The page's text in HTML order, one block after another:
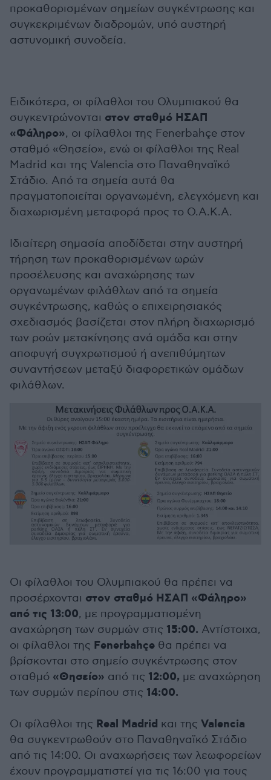
προκαθορισμένων σημείων συγκέντρωσης και
συγκεκριμένων διαδρομών, υπό αυστηρή
αστυνομική συνοδεία.
Ειδικότερα, οι φίλαθλοι του Ολυμπιακού θα
συγκεντρώνονται στον σταθμό ΗΣΑΠ
«Φάληρο», οι φίλαθλοι της Fenerbahçe στον
σταθμό «Θησείο», ενώ οι φίλαθλοι της Real
Madrid και της Valencia στο Παναθηναϊκό
Στάδιο. Από τα σημεία αυτά θα
πραγματοποιείται οργανωμένη, ελεγχόμενη και
διαχωρισμένη μεταφορά προς το Ο.Α.Κ.Α.
Ιδιαίτερη σημασία αποδίδεται στην αυστηρή
τήρηση των προκαθορισμένων ωρών
προσέλευσης και αναχώρησης των
οργανωμένων φιλάθλων από τα σημεία
συγκέντρωσης, καθώς ο επιχειρησιακός
σχεδιασμός βασίζεται στον πλήρη διαχωρισμό
των ροών μετακίνησης ανά ομάδα και στην
αποφυγή συγχρωτισμού ή ανεπιθύμητων
συναντήσεων μεταξύ διαφορετικών ομάδων
φιλάθλων.
Οι φίλαθλοι του Ολυμπιακού θα πρέπει να
προσέρχονται στον σταθμό ΗΣΑΠ «Φάληρο»
από τις 13:00, με προγραμματισμένη
αναχώρηση των συρμών στις 15:00. Αντίστοιχα,
οι φίλαθλοι της Fenerbahçe θα πρέπει να
βρίσκονται στο σημείο συγκέντρωσης στον
σταθμό «Θησείο» από τις 12:00, με αναχώρηση
των συρμών περίπου στις 14:00.
Οι φίλαθλοι της Real Madrid και της Valencia
θα συγκεντρωθούν στο Παναθηναϊκό Στάδιο
από τις 14:00. Οι αναχωρήσεις των λεωφορείων
έχουν προγραμματιστεί για τις 16:00 για τους